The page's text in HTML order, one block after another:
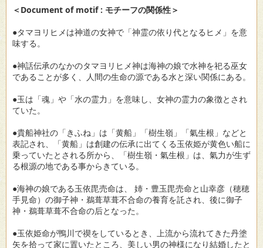
＜Document of motif : モチーフの関係性＞
●タマヨリヒメは神道の女神で「神霊の依り代となるヒメ」を意
味する。
●神話伝承のなかのタマヨリヒメ神は海神の娘で水神を祀る巫女
であることが多く、人間の生命の源である水と深い関係にある。
●玉は「魂」や「水の霊力」を意味し、女神の霊力の象徴とされ
ていた。
●貴船神社の「きふね」は「黄船」「樹生嶺」「氣生根」などと
表記され、「黄船」は創建の伝承に出てくる玉依姫が黄色い船に
乗っていたとされる所から、「樹生嶺・氣生根」は、氣力が生ず
る根源の地である事からきている。
●海神の娘である玉依毘売命は、 姉・豊玉毘売命と山幸彦（穂穂
手見命）の御子神・鵜葺草葺不合命の養育を託され、後に御子
神・鵜葺草葺不合命の后となった。
●玉依姫命が鴨川で禊をしているとき、上流から流れてきた丹塗
矢を拾って家に置いたところ、美しい男の神様になり結婚したと